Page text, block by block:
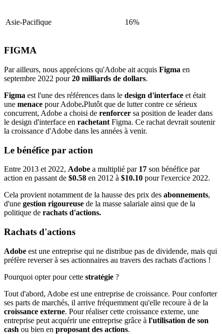
Asie-Pacifique 16%
FIGMA
Par ailleurs, nous apprécions qu'Adobe ait acquis Figma en
septembre 2022 pour20 milliards de dollars.
Figma est l'une des références dans le design d'interface et était
une menace pour Adobe.Plutôt que de lutter contre ce sérieux
concurrent, Adobe a choisi de renforcer sa position de leader dans
le design d'interface en rachetant Figma. Ce rachat devrait soutenir
la croissance d'Adobe dans les années à venir.
Le bénéfice par action
Entre 2013 et 2022, Adobe a multiplié par 17 son bénéfice par
action en passant de $0.58 en 2012 à $10.10 pour l'exercice 2022.
Cela provient notamment de la hausse des prix des abonnements,
d'une gestion rigoureuse de la masse salariale ainsi que de la
politique de rachats d'actions.
Rachats d'actions
Adobe est une entreprise qui ne distribue pas de dividende, mais qui
préfère reverser à ses actionnaires au travers des rachats d'actions !
Pourquoi opter pour cette stratégie ?
Tout d'abord, Adobe est une entreprise de croissance. Pour conforter
ses parts de marchés, il arrive fréquemment qu'elle recoure à de la
croissance externe. Pour réaliser cette croissance externe, une
entreprise peut acquérir une entreprise grâce à l'utilisation de son
cash ou bien en proposant des actions.